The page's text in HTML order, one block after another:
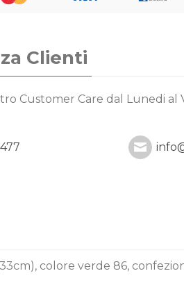
Clienti
Customer Care dal Lunedi al
colore verde 86,